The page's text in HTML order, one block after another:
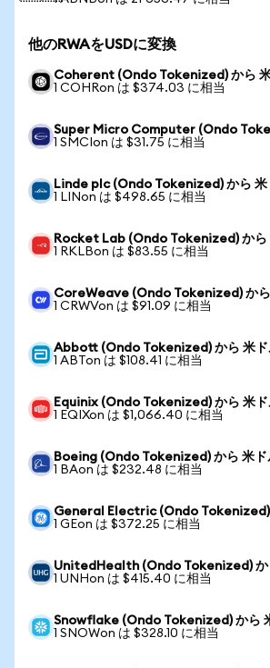
他のRWAをUSDに変換
Coherent (Ondo Tokenized) から
1 COHRon は $374.03 に相当
Super Micro Computer (Ondo
1 SMCIon は $31.75 に相当
Linde plc (Ondo Tokenized) から 米
1 LINon は $498.65 に相当
Rocket Lab (Ondo Tokenized) から
1 RKLBon は $83.55 に相当
CoreWeave (Ondo Tokenized) か
1 CRWVon は $91.09 に相当
Abbott (Ondo Tokenized) から 米ド
1 ABTon は $108.41 に相当
Equinix (Ondo Tokenized) から 米ド
1 EQIXon は $1,066.40 に相当
Boeing (Ondo Tokenized) から 米ド
1 BAon は $232.48 に相当
General Electric (Ondo Tokenized)
1 GEon は $372.25 に相当
UnitedHealth (Ondo Tokenized) か
1 UNHon は $415.40 に相当
Snowflake (Ondo Tokenized) から
1 SNOWon は $328.10 に相当